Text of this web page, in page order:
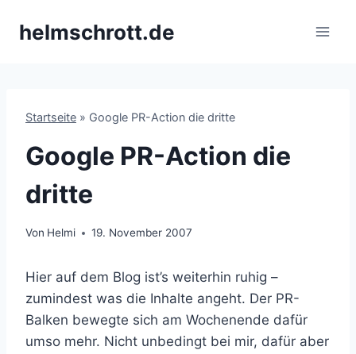
Inhalthelmschrott.de
Startseite » Google PR-Action die dritte
Google PR-Action die
dritte
Von Helmi 19. November 2007
Hier auf dem Blog ist’s weiterhin ruhig –
zumindest was die Inhalte angeht. Der PR-
Balken bewegte sich am Wochenende dafür
umso mehr. Nicht unbedingt bei mir, dafür aber